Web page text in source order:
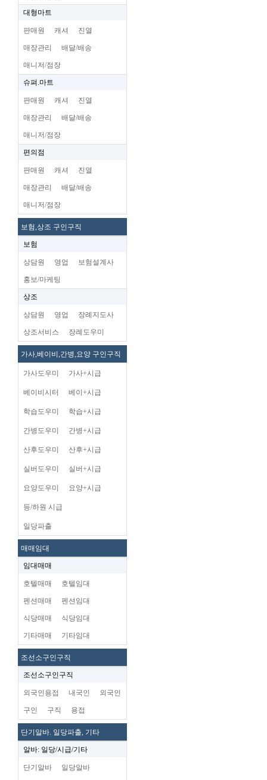
대형마트
판매원 캐셔 진열
매장관리 배달/배송
매니저/점장
슈펴.마트
판매원 캐셔 진열
매장관리 배달/배송
매니저/점장
편의점
판매원 캐셔 진열
매장관리 배달/배송
매니저/점장
보험,상조 구인구직
보험
상담원 영업 보험설계사
홍보/마케팅
상조
상담원 영업 장례지도사
상조서비스 장례도우미
가사,베이비,간병,요양 구인구직
가사도우미 가사+시급
베이비시터 베이+시급
학습도우미 학습+시급
간병도우미 간병+시급
산후도우미 산후+시급
실버도우미 실버+시급
요양도우미 요양+시급
등/하원 시급
일당파출
매매임대
임대매매
호텔매매 호텔임대
펜션매매 펜션임대
식당매매 식당임대
기타매매 기타임대
조선소구인구직
조선소구인구직
외국인용접 내국인 외국인
구인 구직 용접
단기알바. 일당파출, 기타
알바: 일당/시급/기타
단기알바 일당알바